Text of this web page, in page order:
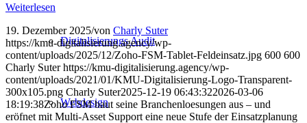
Digitalisierungs Audit
Webdesign
Weiterlesen
19. Dezember 2025/von Charly Suter
https://kmu-digitalisierung.agency/wp-
content/uploads/2025/12/Zoho-FSM-Tablet-Feldeinsatz.jpg 600 600
Charly Suter https://kmu-digitalisierung.agency/wp-
content/uploads/2021/01/KMU-Digitalisierung-Logo-Transparent-
300x105.png Charly Suter2025-12-19 06:43:322026-03-06
18:19:38Zoho FSM baut seine Branchenloesungen aus – und
eröfnet mit Multi-Asset Support eine neue Stufe der Einsatzplanung